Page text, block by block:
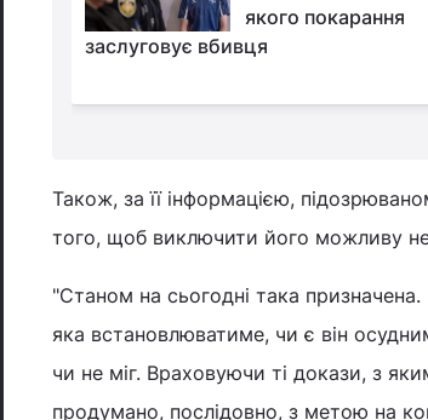
якого покарання
заслуговує вбивця
Також, за її інформацією,
того, щоб виключити його можливу
"Станом на сьогодні така
яка встановлюватиме, чи є він
чи не міг. Враховуючи ті докази, з
продумано, послідовно, з метою на